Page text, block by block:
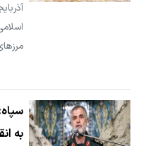
به